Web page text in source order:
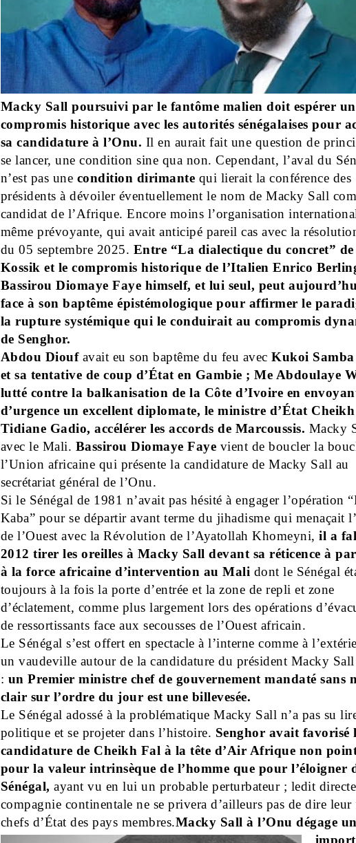
Macky Sall poursuivi par le fantôme malien doit espérer un
compromis historique avec les autorités sénégalaises pour
sa candidature à l’Onu. Il en aurait fait une question de
se lancer, une condition sine qua non. Cependant, l’aval du
n’est pas une condition dirimante qui lierait la conférence des
présidents à dévoiler éventuellement le nom de Macky Sall
candidat de l’Afrique. Encore moins l’organisation
même prévoyante, qui avait anticipé pareil cas avec la
du 05 septembre 2025. Entre “La dialectique du concret”
Kossik et le compromis historique de l’Italien Enrico
Bassirou Diomaye Faye himself, et lui seul, peut
face à son baptême épistémologique pour affirmer le
la rupture systémique qui le conduirait au compromis
de Senghor.
Abdou Dioufavait eu son baptême du feu avec Kukoi Samba
et sa tentative de coup d’État en Gambie ; Me Abdoulaye
lutté contre la balkanisation de la Côte d’Ivoire en
d’urgence un excellent diplomate, le ministre d’État Cheikh
Tidiane Gadio, accélérer les accords de Marcoussis. Macky
avec le Mali. Bassirou Diomaye Faye vient de boucler la
l’Union africaine qui présente la candidature de Macky Sall au
secrétariat général de l’Onu.
Si le Sénégal de 1981 n’avait pas hésité à engager l’opération
Kaba” pour se départir avant terme du jihadisme qui menaçait
de l’Ouest avec la Révolution de l’Ayatollah Khomeyni, il a
2012 tirer les oreilles à Macky Sall devant sa réticence à
à la force africaine d’intervention au Mali dont le Sénégal
toujours à la fois la porte d’entrée et la zone de repli et zone
d’éclatement, comme plus largement lors des opérations
de ressortissants face aux secousses de l’Ouest africain.
Le Sénégal s’est offert en spectacle à l’interne comme à
un vaudeville autour de la candidature du président Macky Sall
: un Premier ministre chef de gouvernement mandaté sans
clair sur l’ordre du jour est une billevesée.
Le Sénégal adossé à la problématique Macky Sall n’a pas su
politique et se projeter dans l’histoire. Senghor avait favorisé
candidature de Cheikh Fal à la tête d’Air Afrique non
pour la valeur intrinsèque de l’homme que pour l’éloigner
Sénégal, ayant vu en lui un probable perturbateur ; ledit
compagnie continentale ne se privera d’ailleurs pas de dire
chefs d’État des pays membres.Macky Sall à l’Onu dégage